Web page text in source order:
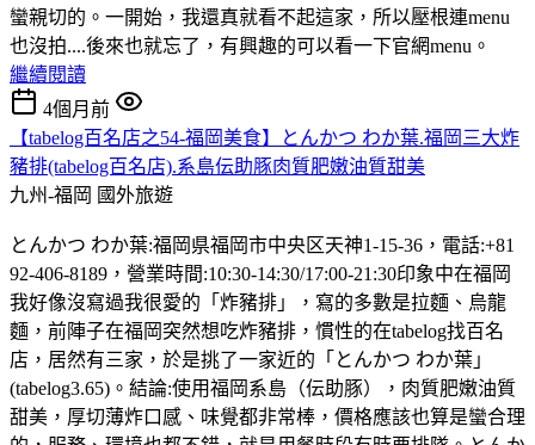
蠻親切的。一開始，我還真就看不起這家，所以壓根連menu
也沒拍....後來也就忘了，有興趣的可以看一下官網menu。
繼續閱讀
4個月前
【tabelog百名店之54-福岡美食】とんかつ わか葉.福岡三大炸
豬排(tabelog百名店).系島伝助豚肉質肥嫩油質甜美
九州-福岡 國外旅遊
とんかつ わか葉:福岡県福岡市中央区天神1-15-36，電話:+81
92-406-8189，營業時間:10:30-14:30/17:00-21:30印象中在福岡
我好像沒寫過我很愛的「炸豬排」，寫的多數是拉麵、烏龍
麵，前陣子在福岡突然想吃炸豬排，慣性的在tabelog找百名
店，居然有三家，於是挑了一家近的「とんかつ わか葉」
(tabelog3.65)。結論:使用福岡系島（伝助豚），肉質肥嫩油質
甜美，厚切薄炸口感、味覺都非常棒，價格應該也算是蠻合理